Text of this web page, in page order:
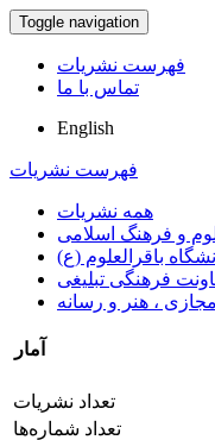
Toggle navigation
فهرست نشریات
تماس با ما
English
فهرست نشریات
همه نشریات
و فرهنگ اسلامی
باقرالعلوم (ع)
فرهنگی تبلیغی
، هنر و رسانه
آمار
تعداد نشریات
تعداد شماره‌ها